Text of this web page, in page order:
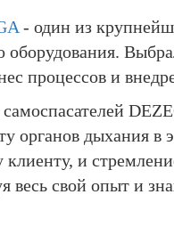
- один из
оборудования.
процессов и
органов дыхания в
и
весь свой опыт и